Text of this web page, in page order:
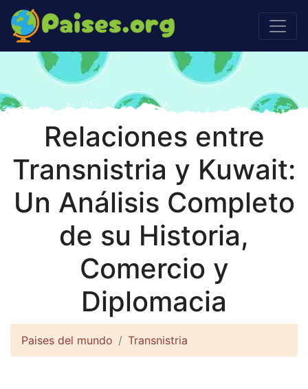
Relaciones entre
Transnistria y Kuwait:
Un Análisis Completo
de su Historia,
Comercio y
Diplomacia
Paises del mundo Transnistria